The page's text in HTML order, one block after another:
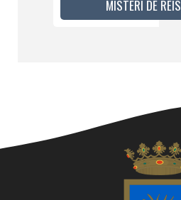
MISTERI DE REIS